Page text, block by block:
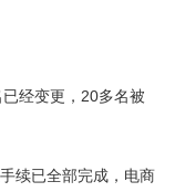
经变更，20多名被
续已全部完成，电商